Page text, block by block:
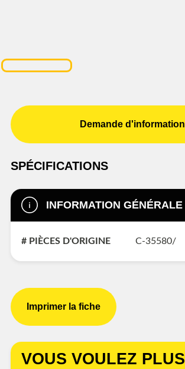
Demande d'information
SPÉCIFICATIONS
INFORMATION GÉNÉRALE
# PIÈCES D'ORIGINE C-35580/
Imprimer la fiche
VOUS VOULEZ PLUS